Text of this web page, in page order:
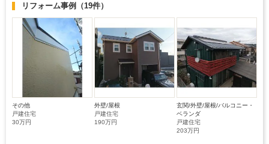
リフォーム事例 （19件）
その他
戸建住宅
30万円
外壁/屋根
戸建住宅
190万円
玄関/外壁/屋根/バルコニー・
ベランダ
戸建住宅
203万円